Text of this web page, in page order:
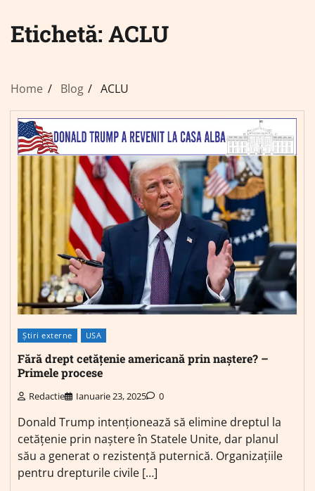
Etichetă: ACLU
Home Blog ACLU
Știri externe USA
Fără drept cetățenie americană prin naștere? –
Primele procese
Redactie Ianuarie 23, 2025 0
Donald Trump intenţionează să elimine dreptul la
cetăţenie prin naştere în Statele Unite, dar planul
său a generat o rezistenţă puternică. Organizaţiile
pentru drepturile civile […]